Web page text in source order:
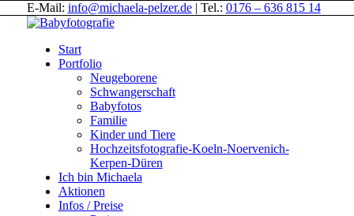
E-Mail: info@michaela-pelzer.de| Tel.: 0176 – 636 815 14
Start
Portfolio
Neugeborene
Schwangerschaft
Babyfotos
Familie
Kinder und Tiere
Hochzeitsfotografie-Koeln-Noervenich-
Kerpen-Düren
Ich bin Michaela
Aktionen
Infos / Preise